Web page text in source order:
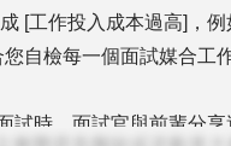
[工作投入成本過高]，
自檢每一個面試媒合工作
試時，面試官與前輩分